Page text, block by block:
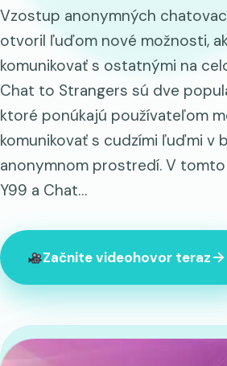
Vzostup anonymných
otvoril ľuďom nové možnosti,
komunikovať s ostatnými na
Chat to Strangers sú dve
ktoré ponúkajú používateľom
komunikovať s cudzími ľuďmi v
anonymnom prostredí. V
Y99 a Chat…
Začnite videohovor teraz